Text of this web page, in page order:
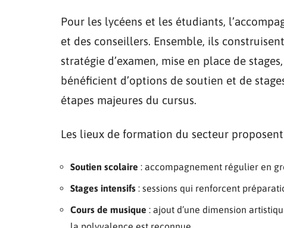
Pour les lycéens et les étudiants,
et des conseillers. Ensemble, ils
stratégie d’examen, mise en place de
bénéficient d’options de soutien et de
étapes majeures du cursus.
Les lieux de formation du secteur
Soutien scolaire : accompagnement régulier en
Stages intensifs : sessions qui renforcent
Cours de musique : ajout d’une dimension